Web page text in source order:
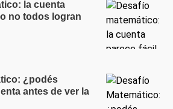
la cuenta
no todos logran
¿podés
antes de ver la